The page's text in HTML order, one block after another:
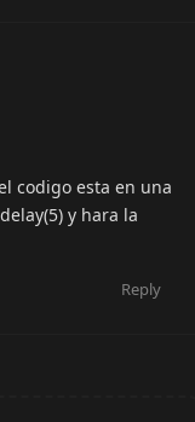
codigo esta en una
y hara la
Reply